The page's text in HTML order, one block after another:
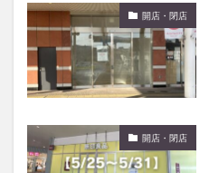
開店・閉店
開店・閉店